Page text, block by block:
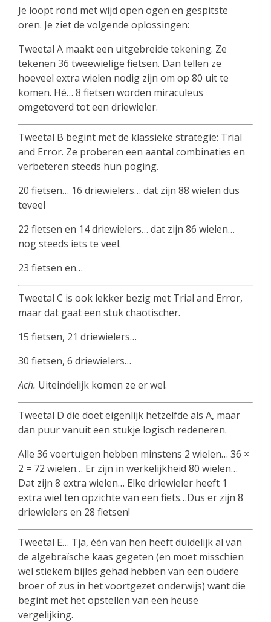
Je loopt rond met wijd open ogen en gespitste
oren. Je ziet de volgende oplossingen:
Tweetal A maakt een uitgebreide tekening. Ze
tekenen 36 tweewielige fietsen. Dan tellen ze
hoeveel extra wielen nodig zijn om op 80 uit te
komen. Hé… 8 fietsen worden miraculeus
omgetoverd tot een driewieler.
Tweetal B begint met de klassieke strategie: Trial
and Error. Ze proberen een aantal combinaties en
verbeteren steeds hun poging.
20 fietsen… 16 driewielers… dat zijn 88 wielen dus
teveel
22 fietsen en 14 driewielers… dat zijn 86 wielen…
nog steeds iets te veel.
23 fietsen en…
Tweetal C is ook lekker bezig met Trial and Error,
maar dat gaat een stuk chaotischer.
15 fietsen, 21 driewielers…
30 fietsen, 6 driewielers…
Ach. Uiteindelijk komen ze er wel.
Tweetal D die doet eigenlijk hetzelfde als A, maar
dan puur vanuit een stukje logisch redeneren.
Alle 36 voertuigen hebben minstens 2 wielen… 36 ×
2 = 72 wielen… Er zijn in werkelijkheid 80 wielen…
Dat zijn 8 extra wielen… Elke driewieler heeft 1
extra wiel ten opzichte van een fiets…Dus er zijn 8
driewielers en 28 fietsen!
Tweetal E… Tja, één van hen heeft duidelijk al van
de algebraïsche kaas gegeten (en moet misschien
wel stiekem bijles gehad hebben van een oudere
broer of zus in het voortgezet onderwijs) want die
begint met het opstellen van een heuse
vergelijking.